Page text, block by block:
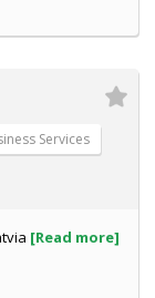
Services
[Read more]